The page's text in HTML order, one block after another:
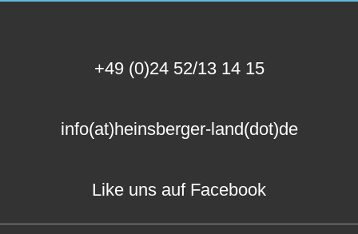
+49 (0)24 52/13 14 15
info(at)heinsberger-land(dot)de
Like uns auf Facebook